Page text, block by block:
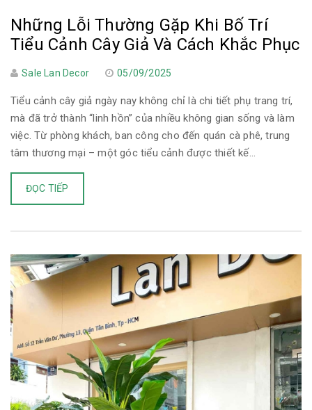
Những Lỗi Thường Gặp Khi Bố Trí
Tiểu Cảnh Cây Giả Và Cách Khắc Phục
Sale Lan Decor 05/09/2025
Tiểu cảnh cây giả ngày nay không chỉ là chi tiết phụ trang trí,
mà đã trở thành “linh hồn” của nhiều không gian sống và làm
việc. Từ phòng khách, ban công cho đến quán cà phê, trung
tâm thương mại – một góc tiểu cảnh được thiết kế...
ĐỌC TIẾP